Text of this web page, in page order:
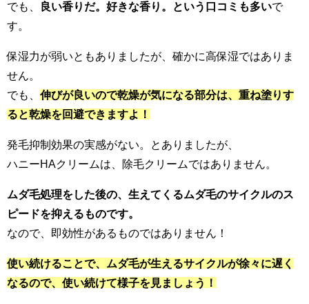
でも、 良い香りだ。好きな香り。という口コミも多いで
す。
保湿力が弱いともありましたが、確かに高保湿ではありま
せん。
でも、 伸びが良いので乾燥が気になる部分は、重ね塗りす
ると乾燥を回避できますよ！
発毛抑制効果の実感がない。とありましたが、
ハニーHAクリームは、除毛クリームではありません。
ムダ毛処理をした後の、生えてくるムダ毛のサイクルのス
ピードを抑えるものです。
なので、即効性があるものではありません！
使い続けることで、ムダ毛が生えるサイクルが徐々に遅く
なるので、使い続けて様子を見ましょう！